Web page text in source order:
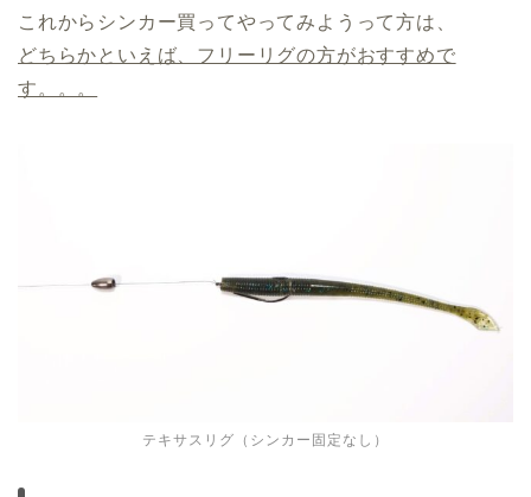
これからシンカー買ってやってみようって方は、
どちらかといえば、フリーリグの方がおすすめで
す。。。
テキサスリグ（シンカー固定なし）